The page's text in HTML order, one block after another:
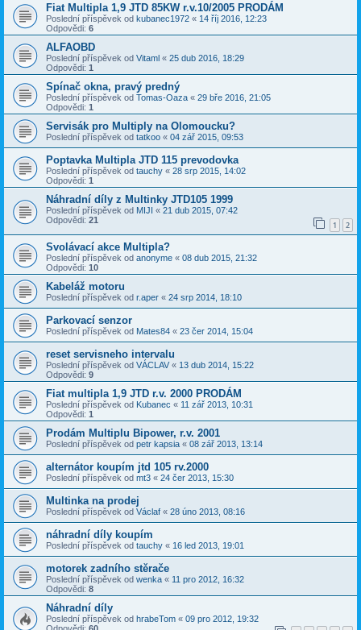
Fiat Multipla 1,9 JTD 85KW r.v.10/2005 PRODÁM
Poslední příspěvek od kubanec1972 « 14 říj 2016, 12:23
Odpovědi: 6
ALFAOBD
Poslední příspěvek od Vitaml « 25 dub 2016, 18:29
Odpovědi: 1
Spínač okna, pravý predný
Poslední příspěvek od Tomas-Oaza « 29 bře 2016, 21:05
Odpovědi: 1
Servisák pro Multiply na Olomoucku?
Poslední příspěvek od tatkoo « 04 zář 2015, 09:53
Poptavka Multipla JTD 115 prevodovka
Poslední příspěvek od tauchy « 28 srp 2015, 14:02
Odpovědi: 1
Náhradní díly z Multinky JTD105 1999
Poslední příspěvek od MIJI « 21 dub 2015, 07:42
Odpovědi: 21 1 2
Svolávací akce Multipla?
Poslední příspěvek od anonyme « 08 dub 2015, 21:32
Odpovědi: 10
Kabeláž motoru
Poslední příspěvek od r.aper « 24 srp 2014, 18:10
Parkovací senzor
Poslední příspěvek od Mates84 « 23 čer 2014, 15:04
reset servisneho intervalu
Poslední příspěvek od VÁCLAV « 13 dub 2014, 15:22
Odpovědi: 9
Fiat multipla 1,9 JTD r.v. 2000 PRODÁM
Poslední příspěvek od Kubanec « 11 zář 2013, 10:31
Odpovědi: 1
Prodám Multiplu Bipower, r.v. 2001
Poslední příspěvek od petr kapsia « 08 zář 2013, 13:14
alternátor koupím jtd 105 rv.2000
Poslední příspěvek od mt3 « 24 čer 2013, 15:30
Multinka na prodej
Poslední příspěvek od Václaf « 28 úno 2013, 08:16
náhradní díly koupím
Poslední příspěvek od tauchy « 16 led 2013, 19:01
motorek zadního stěrače
Poslední příspěvek od wenka « 11 pro 2012, 16:32
Odpovědi: 8
Náhradní díly
Poslední příspěvek od hrabeTom « 09 pro 2012, 19:32